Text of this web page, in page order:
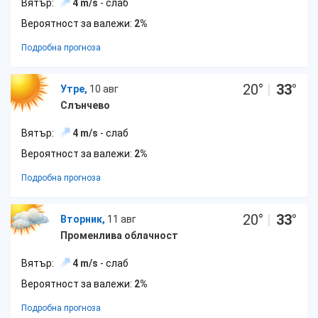
Вятър: 4 m/s - слаб
Вероятност за валежи: 2%
Подробна прогноза
Утре, 10 авг
Слънчево
20° | 33°
Вятър: 4 m/s - слаб
Вероятност за валежи: 2%
Подробна прогноза
Вторник, 11 авг
Променлива облачност
20° | 33°
Вятър: 4 m/s - слаб
Вероятност за валежи: 2%
Подробна прогноза